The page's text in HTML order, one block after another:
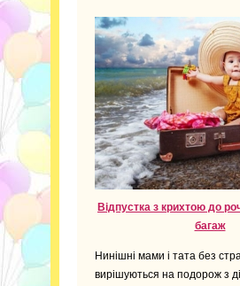
Відпустка з крихтою до
багаж
Нинішні мами і тата без
вирішуються на подорож з